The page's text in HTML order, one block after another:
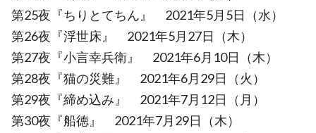
第25夜『ちりとてちん』 2021年5月5日（水）
第26夜『浮世床』 2021年5月27日（木）
第27夜『小言幸兵衛』 2021年6月10日（木）
第28夜『猫の災難』 2021年6月29日（火）
第29夜『締め込み』 2021年7月12日（月）
第30夜『船徳』 2021年7月29日（木）